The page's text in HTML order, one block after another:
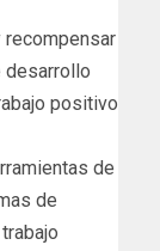
recompensar
desarrollo
positivo
de
de